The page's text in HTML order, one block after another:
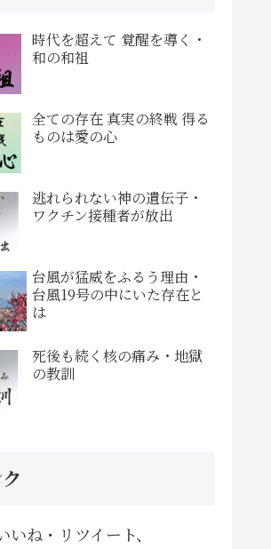
時代を超えて 覚醒を導く・
和の和祖
全ての存在 真実の終戦 得る
ものは愛の心
逃れられない神の遺伝子・
ワクチン接種者が放出
台風が猛威をふるう理由・
台風19号の中にいた存在と
は
死後も続く核の痛み・地獄
の教訓
いね・リツイート、